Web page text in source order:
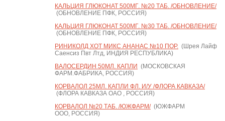
КАЛЬЦИЯ ГЛЮКОНАТ 500МГ. №20 ТАБ. /ОБНОВЛЕНИЕ/
(ОБНОВЛЕНИЕ ПФК, РОССИЯ)
КАЛЬЦИЯ ГЛЮКОНАТ 500МГ. №30 ТАБ. /ОБНОВЛЕНИЕ/
(ОБНОВЛЕНИЕ ПФК, РОССИЯ)
РИНИКОЛД ХОТ МИКС АНАНАС №10 ПОР.(Шрея Лайф
Саенсиз Пвт Лтд, ИНДИЯ РЕСПУБЛИКА)
ВАЛОСЕРДИН 50МЛ. КАПЛИ (МОСКОВСКАЯ
ФАРМ.ФАБРИКА, РОССИЯ)
КОРВАЛОЛ 25МЛ. КАПЛИ ФЛ. И/У /ФЛОРА КАВКАЗА/
(ФЛОРА КАВКАЗА ОАО , РОССИЯ)
КОРВАЛОЛ №20 ТАБ. /ЮЖФАРМ/(ЮЖФАРМ
ООО, РОССИЯ)